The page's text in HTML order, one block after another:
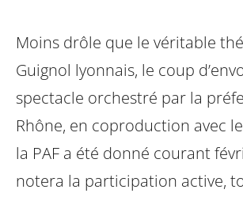
Moins drôle que le véritable
Guignol lyonnais, le coup
spectacle orchestré par la
Rhône, en coproduction avec
la PAF a été donné courant
notera la participation active,